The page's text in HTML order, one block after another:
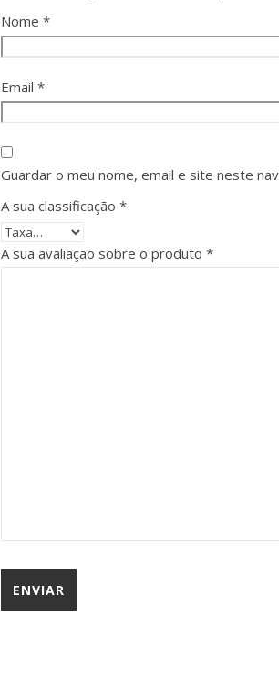
Nome *
Email *
Guardar o meu nome, email e site neste
A sua classificação *
A sua avaliação sobre o produto *